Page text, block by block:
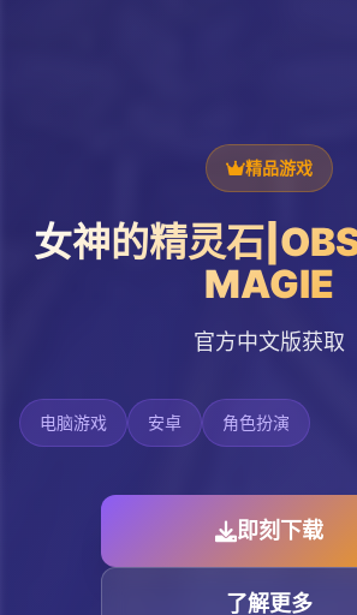
精品游戏
女神的精灵石
MAGIE
官方中文版获取
电脑游戏 安卓 角色扮演
即刻下载
了解更多